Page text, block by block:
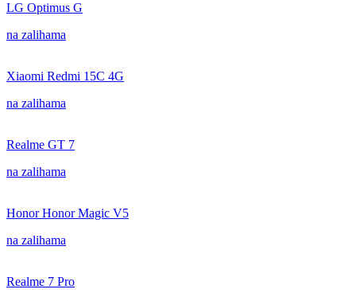
LG Optimus G
na zalihama
Xiaomi Redmi 15C 4G
na zalihama
Realme GT 7
na zalihama
Honor Honor Magic V5
na zalihama
Realme 7 Pro